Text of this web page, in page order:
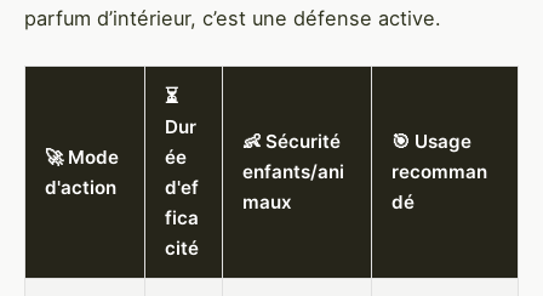
parfum d’intérieur, c’est une défense active.
🚀 Mode
d'action
⏳
Dur
ée
d'ef
fica
cité
👶 Sécurité
enfants/ani
maux
🎯 Usage
recomman
dé